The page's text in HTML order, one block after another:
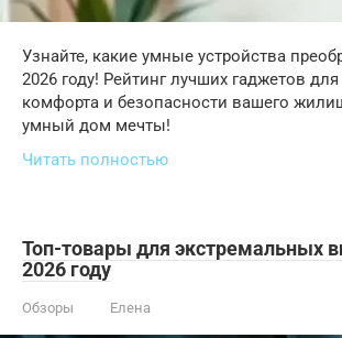
Узнайте, какие умные устройства
2026 году! Рейтинг лучших гаджетов
комфорта и безопасности вашего
умный дом мечты!
Читать полностью
Топ-товары для экстремальных
2026 году
Обзоры Елена